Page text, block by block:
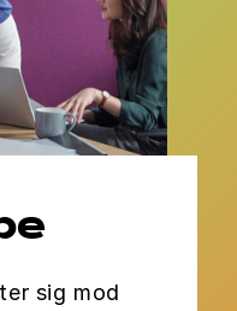
sig mod